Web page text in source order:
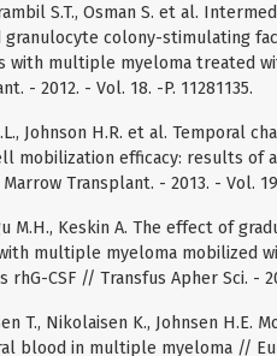
S.T., Osman S. et al.
granulocyte colony-stimulating
with multiple myeloma treated
- 2012. - Vol. 18. -P. 11281135.
Johnson H.R. et al. Temporal
mobilization efficacy: results
Transplant. - 2013. - Vol.
M.H., Keskin A. The effect of
multiple myeloma mobilized
CSF // Transfus Apher Sci. -
T., Nikolaisen K., Johnsen
blood in multiple myeloma //